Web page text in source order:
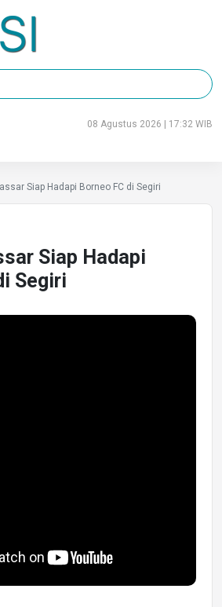
08 Agustus 2026 | 17:32 WIB
Siap Hadapi Borneo FC di Segiri
Siap Hadapi
Segiri